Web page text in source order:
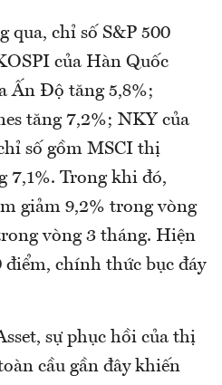
qua, chỉ số S&P 500
của Hàn Quốc
Ấn Độ tăng 5,8%;
tăng 7,2%; NKY của
số gồm MSCI thị
7,1%. Trong khi đó,
giảm 9,2% trong vòng
vòng 3 tháng. Hiện
chính thức bục đáy
sự phục hồi của thị
cầu gần đây khiến